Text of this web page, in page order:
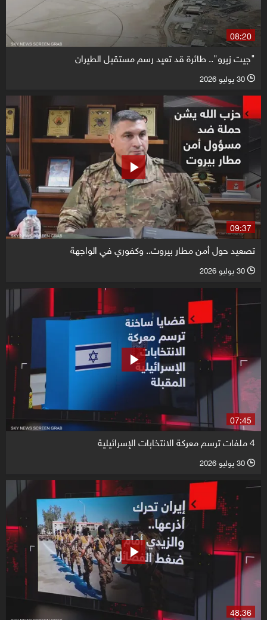
08:20
"جيت زيرو".. طائرة قد تعيد رسم مستقبل الطيران
l 30 يوليو 2026
09:37
تصعيد حول أمن مطار بيروت.. وكفوري في الواجهة
l 30 يوليو 2026
07:45
4 ملفات ترسم معركة الانتخابات الإسرائيلية
l 30 يوليو 2026
48:36